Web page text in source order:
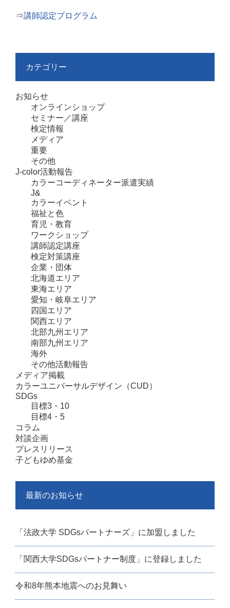
⇒講師認定プログラム
カテゴリー
お知らせ
オンラインショップ
セミナー／講座
検定情報
メディア
重要
その他
J-color活動報告
カラーコーディネーター派遣実績
J&
カラーイベント
福祉と色
育児・教育
ワークショップ
講師認定講座
検定対策講座
企業・団体
北海道エリア
東海エリア
愛知・岐阜エリア
四国エリア
関西エリア
北部九州エリア
南部九州エリア
海外
その他活動報告
メディア掲載
カラーユニバーサルデザイン（CUD）
SDGs
目標3・10
目標4・5
コラム
対談企画
プレスリリース
子どもゆめ基金
最新のお知らせ
「法政大学 SDGsパートナーズ」に加盟しました
「関西大学SDGsパートナー制度」に登録しました
令和8年熊本地震へのお見舞い